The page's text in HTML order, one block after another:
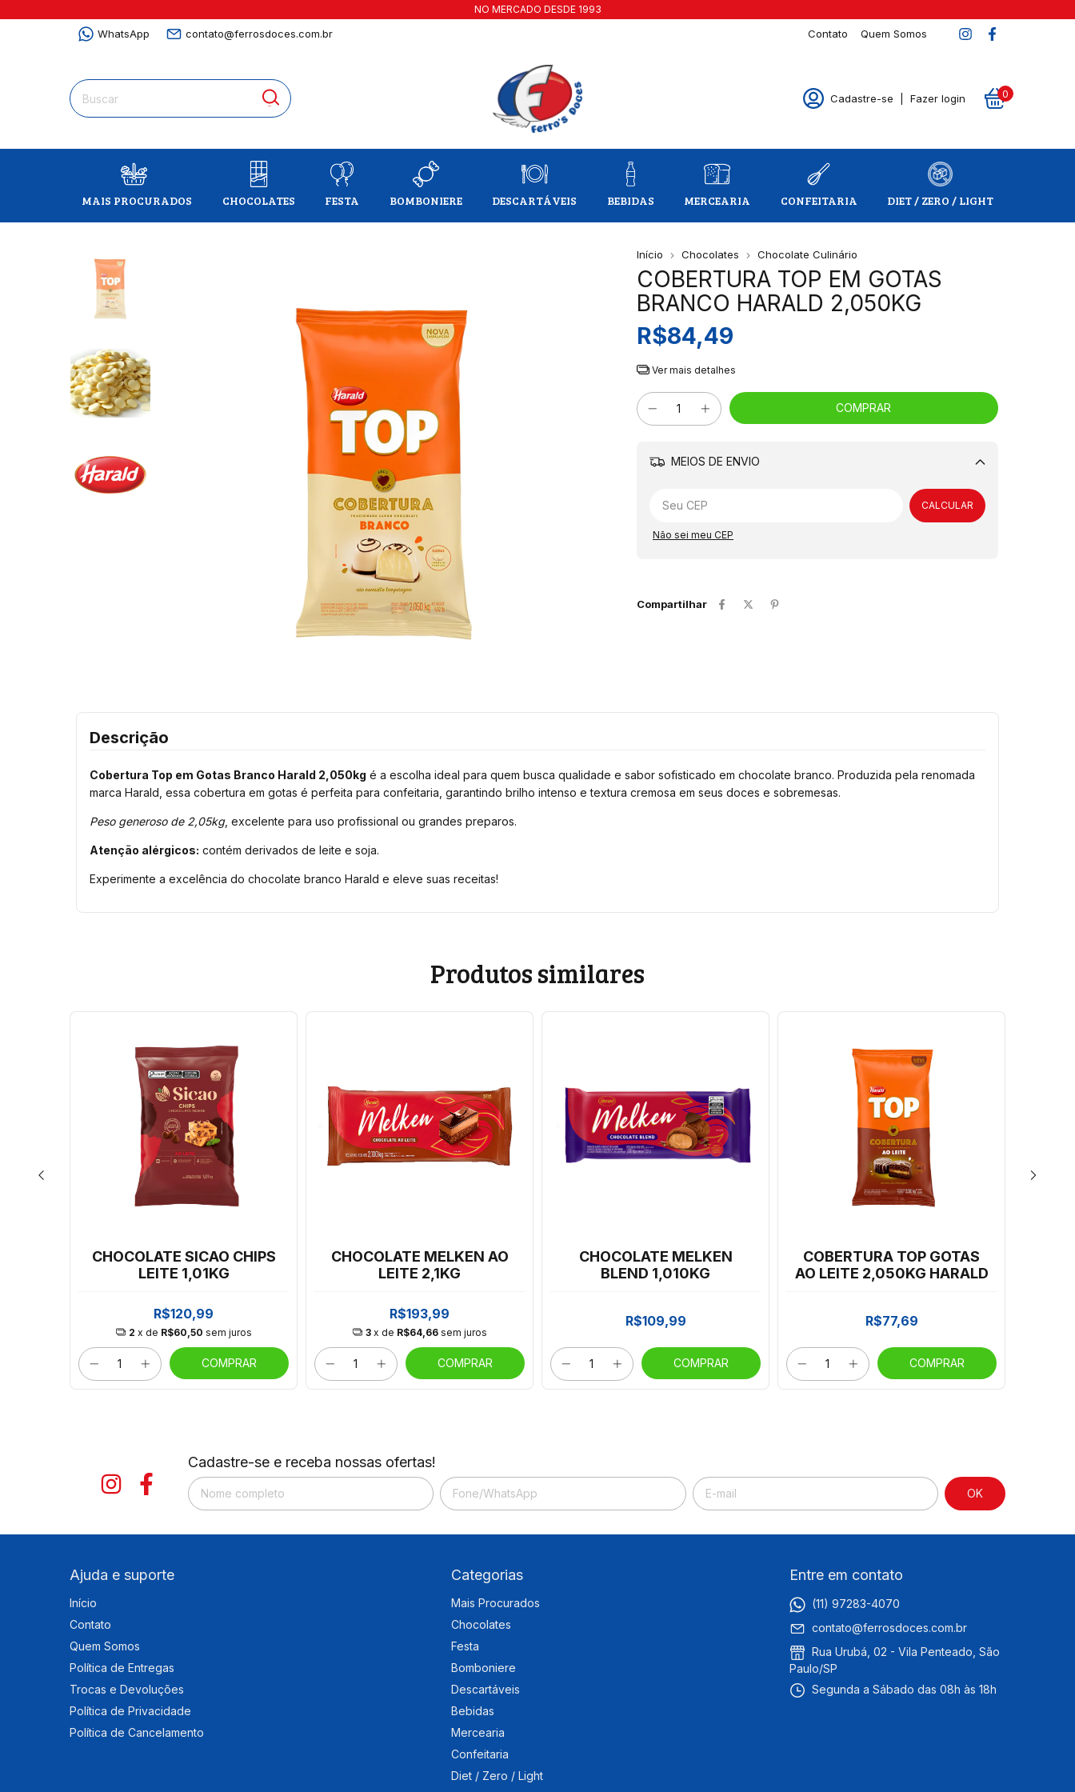
NO MERCADO DESDE 1993
WhatsApp contato@ferrosdoces.com.br Contato Quem Somos
Cadastre-se Fazer login 0
MAIS PROCURADOS CHOCOLATES FESTA BOMBONIERE DESCARTÁVEIS BEBIDAS MERCEARIA CONFEITARIA DIET / ZERO / LIGHT
Início Chocolates Chocolate Culinário
COBERTURA TOP EM GOTAS
BRANCO HARALD 2,050KG
R$84,49
Ver mais detalhes
MEIOS DE ENVIO
Alterar CEP
CALCULAR
Não sei meu CEP
Compartilhar
Descrição
Cobertura Top em Gotas Branco Harald 2,050kg é a escolha ideal para quem busca qualidade e sabor sofisticado em chocolate branco. Produzida pela renomada
marca Harald, essa cobertura em gotas é perfeita para confeitaria, garantindo brilho intenso e textura cremosa em seus doces e sobremesas.
Peso generoso de 2,05kg, excelente para uso profissional ou grandes preparos.
Atenção alérgicos: contém derivados de leite e soja.
Experimente a excelência do chocolate branco Harald e eleve suas receitas!
Produtos similares
CHOCOLATE SICAO CHIPS
LEITE 1,01KG
R$120,99
2 x de R$60,50 sem juros
COMPRAR
CHOCOLATE MELKEN AO
LEITE 2,1KG
R$193,99
3 x de R$64,66 sem juros
COMPRAR
CHOCOLATE MELKEN
BLEND 1,010KG
R$109,99
COMPRAR
COBERTURA TOP GOTAS
AO LEITE 2,050KG HARALD
R$77,69
COMPRAR
Cadastre-se e receba nossas ofertas!
Ajuda e suporte
Início
Contato
Quem Somos
Política de Entregas
Trocas e Devoluções
Política de Privacidade
Política de Cancelamento
Categorias
Mais Procurados
Chocolates
Festa
Bomboniere
Descartáveis
Bebidas
Mercearia
Confeitaria
Diet / Zero / Light
Entre em contato
(11) 97283-4070
contato@ferrosdoces.com.br
Rua Urubá, 02 - Vila Penteado, São
Paulo/SP
Segunda a Sábado das 08h às 18h